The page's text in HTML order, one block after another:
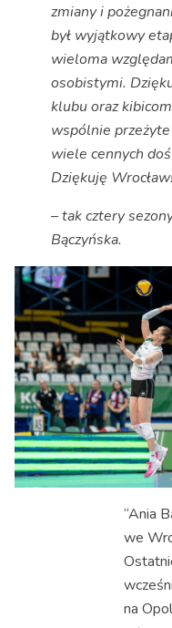
zmiany i
był wyjątkowy
wieloma
osobistymi.
klubu oraz
wspólnie
wiele cennych
Dziękuję
– tak cztery
Bączyńska.
“Ania
we
na